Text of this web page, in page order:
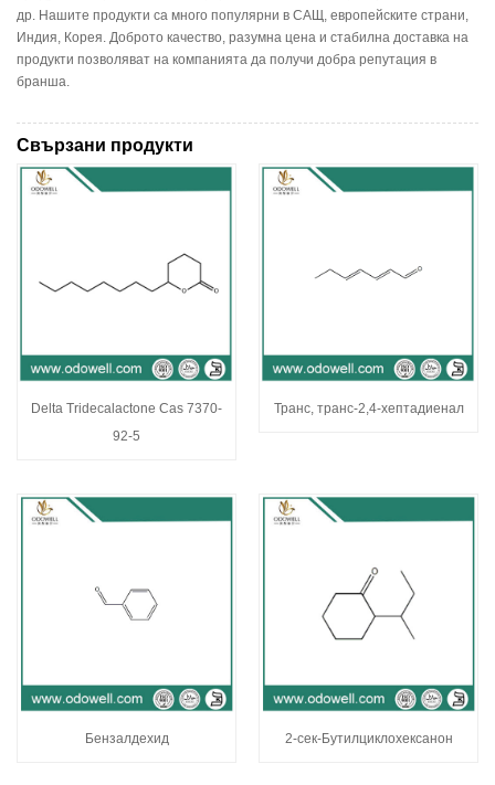
др. Нашите продукти са много популярни в САЩ, европейските страни,
Индия, Корея. Доброто качество, разумна цена и стабилна доставка на
продукти позволяват на компанията да получи добра репутация в
бранша.
Свързани продукти
Delta Tridecalactone Cas 7370-
92-5
Транс, транс-2,4-хептадиенал
Бензалдехид 2-сек-Бутилциклохексанон